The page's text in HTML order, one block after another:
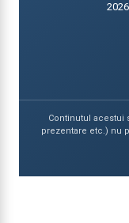
2026
Continutul acestui
prezentare etc.) nu